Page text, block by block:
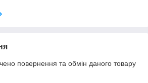
повернення та обмін даного товару